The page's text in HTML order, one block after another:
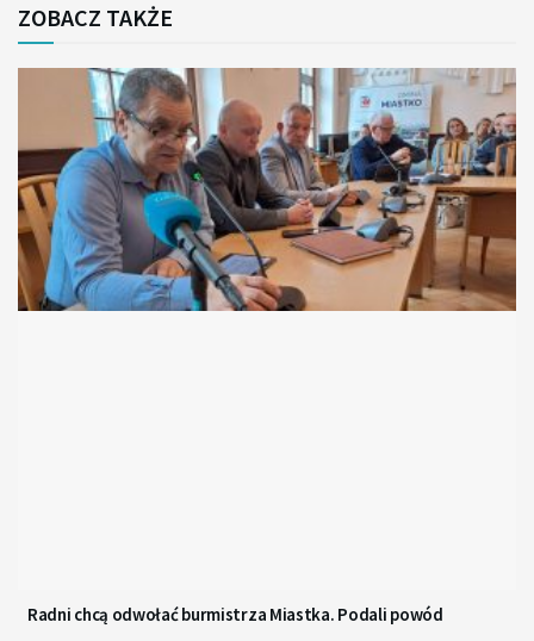
ZOBACZ TAKŻE
Radni chcą odwołać burmistrza Miastka. Podali powód